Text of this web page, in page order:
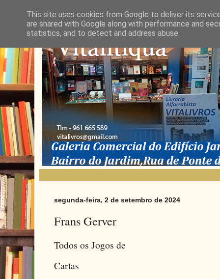
segunda-feira, 2 de setembro de 2024
Frans Gerver
Todos os Jogos de
Cartas
This site uses cookies from Google to deliver its
are shared with Google along with performance and
statistics, and to detect and address abuse.